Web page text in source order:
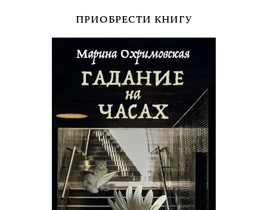
ПРИОБРЕСТИ КНИГУ